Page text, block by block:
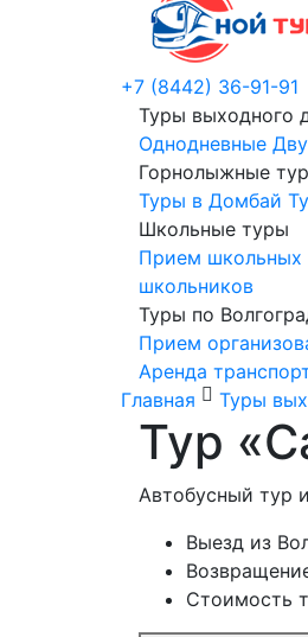
+7 (8442) 36-91-91
Туры выходного
Однодневные
Горнолыжные
Туры в Домбай
Школьные туры
Прием школьных
школьников
Туры по
Прием
Аренда
Главная
Туры
Тур
Автобусный тур
Выезд из
Стоимость